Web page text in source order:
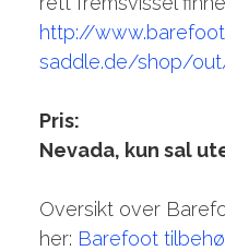
http://
saddle.de/shop/
Pris:
Nevada, kun sal
Oversikt over
her: Barefoot